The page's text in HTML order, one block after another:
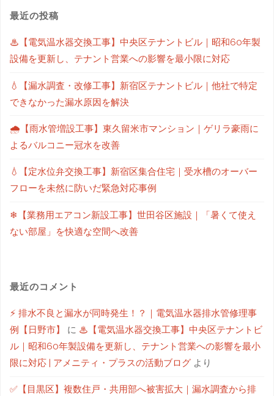
最近の投稿
♨【電気温水器交換工事】中央区テナントビル｜昭和60年製
設備を更新し、テナント営業への影響を最小限に対応
💧【漏水調査・改修工事】新宿区テナントビル｜他社で特定
できなかった漏水原因を解決
🌧【雨水管増設工事】東久留米市マンション｜ゲリラ豪雨に
よるバルコニー冠水を改善
💧【定水位弁交換工事】新宿区集合住宅｜受水槽のオーバー
フローを未然に防いだ緊急対応事例
❄【業務用エアコン新設工事】世田谷区施設｜「暑くて使え
ない部屋」を快適な空間へ改善
最近のコメント
⚡ 排水不良と漏水が同時発生！？｜電気温水器排水管修理事
例【日野市】
に ♨【電気温水器交換工事】中央区テナントビ
ル｜昭和60年製設備を更新し、テナント営業への影響を最小
限に対応 | アメニティ・プラスの活動ブログ より
✅【目黒区】複数住戸・共用部へ被害拡大｜漏水調査から排